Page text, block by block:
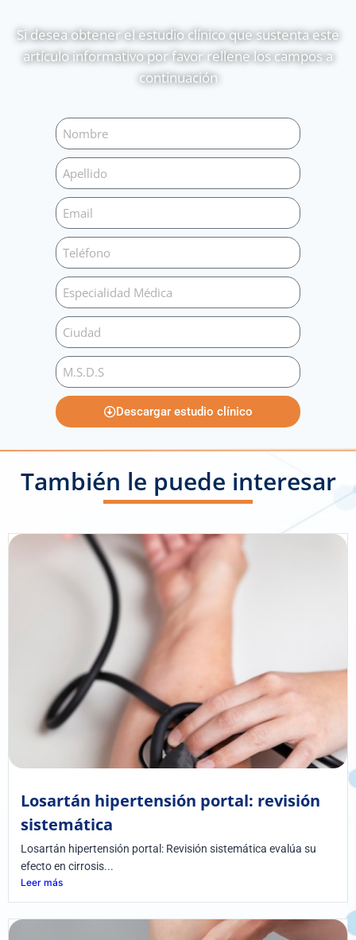
Si desea obtener el estudio clínico que sustenta este
artículo informativo por favor rellene los campos a
continuación
Descargar estudio clínico
También le puede interesar
Losartán hipertensión portal: revisión
sistemática
Losartán hipertensión portal: Revisión sistemática evalúa su
efecto en cirrosis...
Leer más